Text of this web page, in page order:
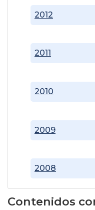
2008
2009
2010
2011
2012
Contenidos